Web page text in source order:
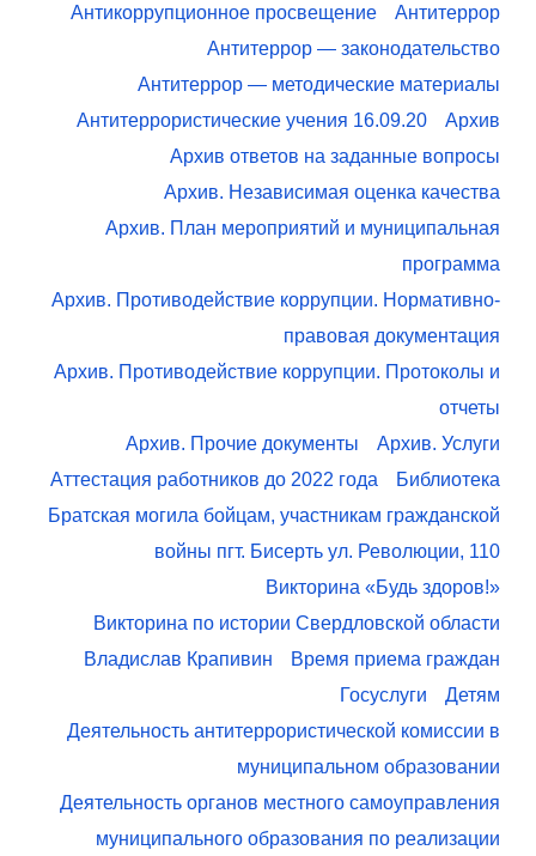
Антикоррупционное просвещение
Антитеррор
Антитеррор — законодательство
Антитеррор — методические материалы
Антитеррористические учения 16.09.20
Архив
Архив ответов на заданные вопросы
Архив. Независимая оценка качества
Архив. План мероприятий и муниципальная
программа
Архив. Противодействие коррупции. Нормативно-
правовая документация
Архив. Противодействие коррупции. Протоколы и
отчеты
Архив. Прочие документы
Архив. Услуги
Аттестация работников до 2022 года
Библиотека
Братская могила бойцам, участникам гражданской
войны пгт. Бисерть ул. Революции, 110
Викторина «Будь здоров!»
Викторина по истории Свердловской области
Владислав Крапивин
Время приема граждан
Госуслуги
Детям
Деятельность антитеррористической комиссии в
муниципальном образовании
Деятельность органов местного самоуправления
муниципального образования по реализации